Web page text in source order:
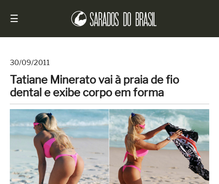
☰
Início
Notícias
Sarados
do
Brasil
Entrevistas
Antes
30/09/2011
Tatiane Minerato vai à praia de fio
dental e exibe corpo em forma